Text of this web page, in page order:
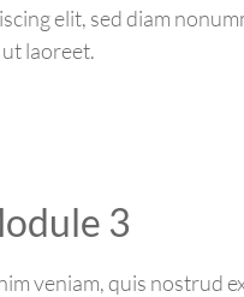
elit, sed diam
laoreet.
3
veniam, quis nostrud